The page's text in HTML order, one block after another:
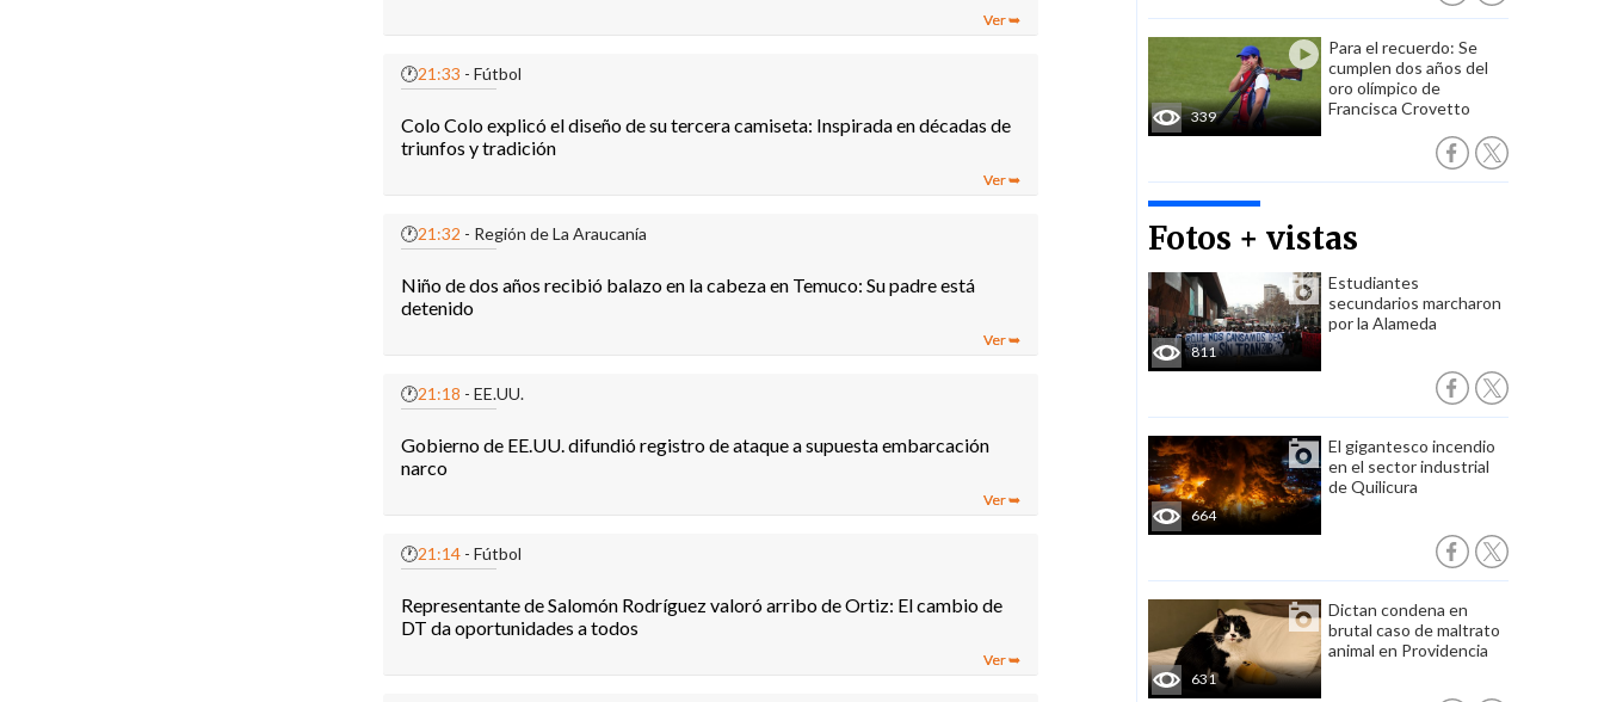
🕐21:33 - Fútbol
Colo Colo explicó el diseño de su tercera camiseta: Inspirada en décadas de
triunfos y tradición
🕐21:32 - Región de La Araucanía
Niño de dos años recibió balazo en la cabeza en Temuco: Su padre está
detenido
🕐21:18 - EE.UU.
Gobierno de EE.UU. difundió registro de ataque a supuesta embarcación
narco
🕐21:14- Fútbol
Representante de Salomón Rodríguez valoró arribo de Ortiz: El cambio de
DT da oportunidades a todos
339
Para el recuerdo: Se
cumplen dos años del
oro olímpico de
Francisca Crovetto
Fotos + vistas
811
Estudiantes
secundarios marcharon
por la Alameda
664
El gigantesco incendio
en el sector industrial
de Quilicura
631
Dictan condena en
brutal caso de maltrato
animal en Providencia